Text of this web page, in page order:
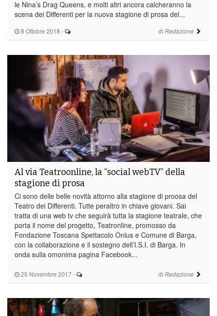
8 Ottobre 2018 - di Redazione
le Nina’s Drag Queens, e molti altri ancora calcheranno la
scena dei Differenti per la nuova stagione di prosa del...
25 Novembre 2017 - di Redazione
Al via Teatroonline, la “social webTV” della
stagione di prosa
Ci sono delle belle novità attorno alla stagione di proosa del
Teatro dei Differenti. Tutte peraltro in chiave giovani. Sai
tratta di una web tv che seguirà tutta la stagione teatrale, che
porta il nome del progetto, Teatronline, promosso da
Fondazione Toscana Spettacolo Onlus e Comune di Barga,
con la collaborazione e il sostegno dell’I.S.I. di Barga. In
onda sulla omonima pagina Facebook...